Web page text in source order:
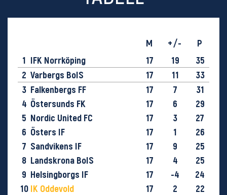
M +/-
P
1 IFK Norrköping 17 19
35
2 Varbergs BoIS 17 11
33
3 Falkenbergs FF 17 7
31
4 Östersunds FK 17 6
29
5 Nordic United FC 17 3
27
6 Östers IF 17 1
26
7 Sandvikens IF 17 9
25
8 Landskrona BoIS 17 4
25
9 Helsingborgs IF 17 -4
24
10 IK Oddevold 17 2
22